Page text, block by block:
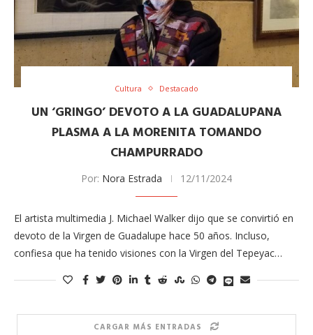
Cultura Destacado
UN ‘GRINGO’ DEVOTO A LA GUADALUPANA
PLASMA A LA MORENITA TOMANDO
CHAMPURRADO
Por: Nora Estrada 12/11/2024
El artista multimedia J. Michael Walker dijo que se convirtió en
devoto de la Virgen de Guadalupe hace 50 años. Incluso,
confiesa que ha tenido visiones con ​​la Virgen del Tepeyac…
CARGAR MÁS ENTRADAS